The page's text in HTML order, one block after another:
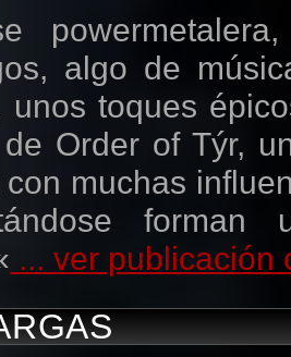
algo de
unos toques
Order of Týr,
muchas
forman
... ver